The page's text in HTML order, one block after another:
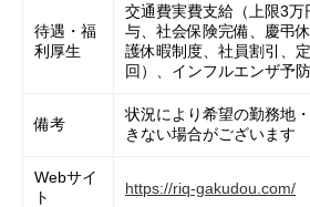
待遇・福
利厚生
交通費実費支給（上限3
与、社会保険完備、慶弔
護休暇制度、社員割引、
回）、インフルエンザ予
備考
状況により希望の勤務地
きない場合がございます
Webサイ
ト
https://riq-gakudou.com/